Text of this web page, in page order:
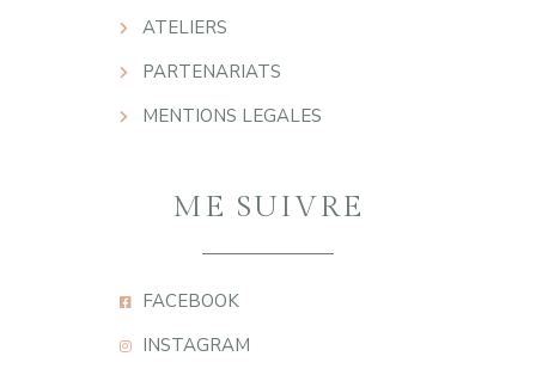
ATELIERS
PARTENARIATS
MENTIONS LEGALES
ME SUIVRE
FACEBOOK
INSTAGRAM